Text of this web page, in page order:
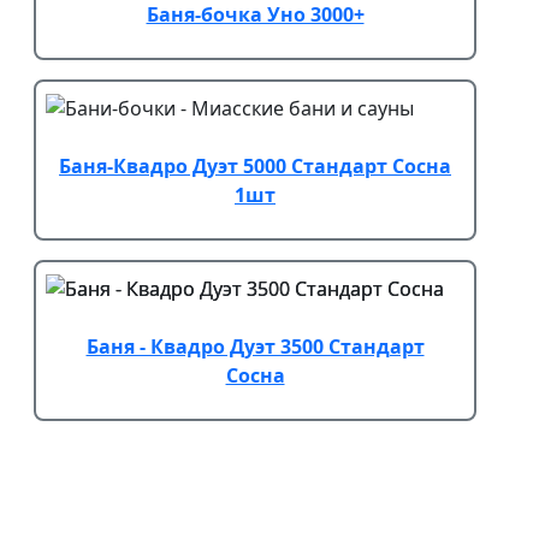
Баня-бочка Уно 3000+
Баня-Квадро Дуэт 5000 Стандарт Сосна
1шт
Баня - Квадро Дуэт 3500 Стандарт
Сосна